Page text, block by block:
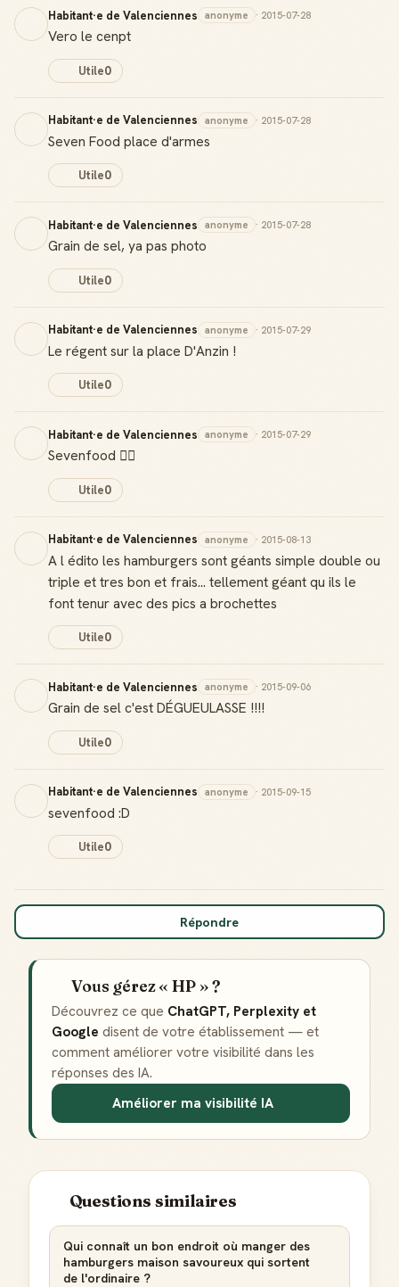
Habitant·e de Valenciennes anonyme · 2015-07-28
Vero le cenpt
Utile0
Habitant·e de Valenciennes anonyme · 2015-07-28
Seven Food place d'armes
Utile0
Habitant·e de Valenciennes anonyme · 2015-07-28
Grain de sel, ya pas photo
Utile0
Habitant·e de Valenciennes anonyme · 2015-07-29
Le régent sur la place D'Anzin !
Utile0
Habitant·e de Valenciennes anonyme · 2015-07-29
Sevenfood 👌🏽
Utile0
Habitant·e de Valenciennes anonyme · 2015-08-13
A l édito les hamburgers sont géants simple double ou
triple et tres bon et frais... tellement géant qu ils le
font tenur avec des pics a brochettes
Utile0
Habitant·e de Valenciennes anonyme · 2015-09-06
Grain de sel c'est DÉGUEULASSE !!!!
Utile0
Habitant·e de Valenciennes anonyme · 2015-09-15
sevenfood :D
Utile0
Répondre
Vous gérez « HP » ?
Découvrez ce que ChatGPT, Perplexity et
Google disent de votre établissement — et
comment améliorer votre visibilité dans les
réponses des IA.
Améliorer ma visibilité IA
Questions similaires
Qui connaît un bon endroit où manger des
hamburgers maison savoureux qui sortent
de l'ordinaire ?